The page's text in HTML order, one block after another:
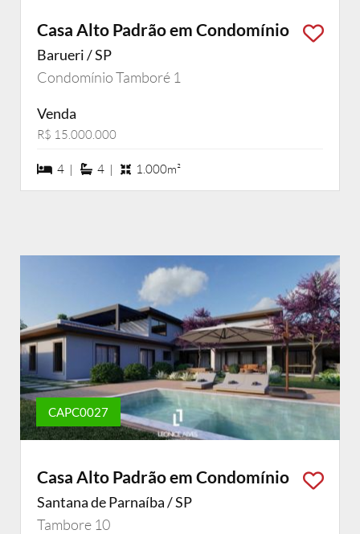
Casa Alto Padrão em Condomínio
Barueri / SP
Condomínio Tamboré 1
Venda
R$ 15.000.000
4 dormiórios
4 | 4 suítes
4 | 1.000m²
CAPC0027
Casa Alto Padrão em Condomínio
Santana de Parnaíba / SP
Tambore 10